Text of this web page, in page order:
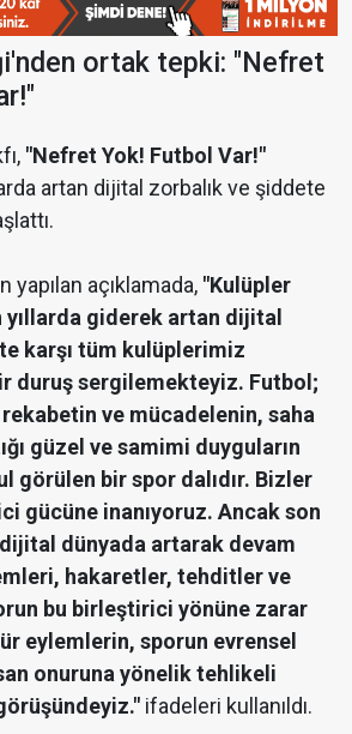
ortak tepki: "Nefret
"Nefret Yok! Futbol Var!"
artan dijital zorbalık ve şiddete
yapılan açıklamada, "Kulüpler
giderek artan dijital
karşı tüm kulüplerimiz
duruş sergilemekteyiz. Futbol;
rekabetin ve mücadelenin, saha
güzel ve samimi duyguların
görülen bir spor dalıdır. Bizler
gücüne inanıyoruz. Ancak son
dünyada artarak devam
hakaretler, tehditler ve
bu birleştirici yönüne zarar
eylemlerin, sporun evrensel
onuruna yönelik tehlikeli
ifadeleri kullanıldı.